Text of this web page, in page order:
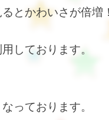
とかわいさが倍増！
しております。
っております。